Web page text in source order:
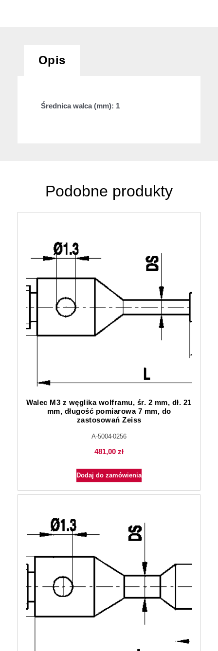
Opis
Średnica walca (mm): 1
Podobne produkty
Walec M3 z węglika wolframu, śr. 2 mm, dł. 21
mm, długość pomiarowa 7 mm, do
zastosowań Zeiss
A-5004-0256
481,00 zł
Dodaj do zamówienia